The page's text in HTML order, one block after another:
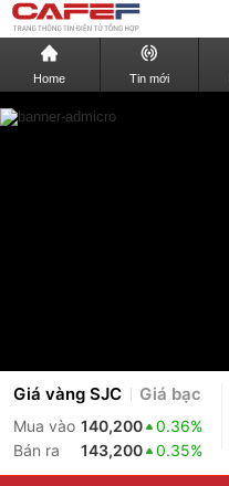
Home Tin mới
Giá vàng SJC Giá bạc
Mua vào 140,200
0.36%
Bán ra
143,200 0.35%